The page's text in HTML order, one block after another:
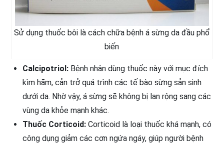
Sử dụng thuốc bôi là cách chữa bệnh á sừng da đầu phổ
biến
Calcipotriol: Bệnh nhân dùng thuốc này với mục đích
kìm hãm, cản trở quá trình các tế bào sừng sản sinh
dưới da. Nhờ vậy, á sừng sẽ không bị lan rộng sang các
vùng da khỏe mạnh khác.
Thuốc Corticoid: Corticoid là loại thuốc khá mạnh, có
công dụng giảm các cơn ngứa ngáy, giúp người bệnh